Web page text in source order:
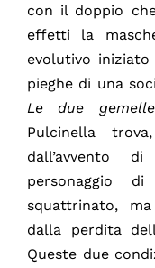
con il doppio
effetti la
evolutivo
pieghe di una
Le due gemelle
Pulcinella
dall’avvento
personaggio
squattrinato,
dalla perdita
Queste due